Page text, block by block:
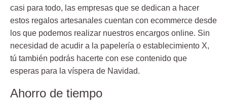
casi para todo, las empresas que se dedican a hacer
estos regalos artesanales cuentan con ecommerce desde
los que podemos realizar nuestros encargos online. Sin
necesidad de acudir a la papelería o establecimiento X,
tú también podrás hacerte con ese contenido que
esperas para la víspera de Navidad.
Ahorro de tiempo